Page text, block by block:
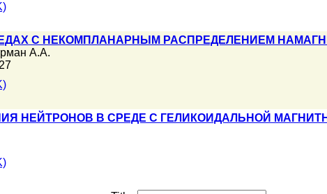
С НЕКОМПЛАНАРНЫМ РАСПРЕДЕЛЕНИЕМ
А.А.
НЕЙТРОНОВ В СРЕДЕ С ГЕЛИКОИДАЛЬНОЙ